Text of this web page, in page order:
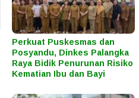
Perkuat Puskesmas dan
Posyandu, Dinkes Palangka
Raya Bidik Penurunan Risiko
Kematian Ibu dan Bayi